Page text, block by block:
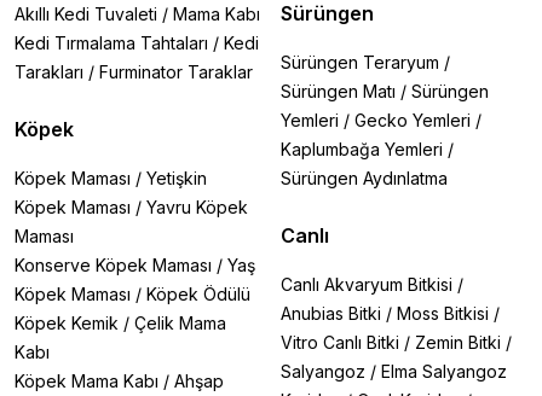
Akıllı Kedi Tuvaleti / Mama Kabı
Kedi Tırmalama Tahtaları / Kedi
Tarakları / Furminator Taraklar
Köpek
Köpek Maması / Yetişkin
Köpek Maması / Yavru Köpek
Maması
Konserve Köpek Maması / Yaş
Köpek Maması / Köpek Ödülü
Köpek Kemik / Çelik Mama
Kabı
Köpek Mama Kabı / Ahşap
Sürüngen
Sürüngen Teraryum /
Sürüngen Matı / Sürüngen
Yemleri / Gecko Yemleri /
Kaplumbağa Yemleri /
Sürüngen Aydınlatma
Canlı
Canlı Akvaryum Bitkisi /
Anubias Bitki / Moss Bitkisi /
Vitro Canlı Bitki / Zemin Bitki /
Salyangoz / Elma Salyangoz